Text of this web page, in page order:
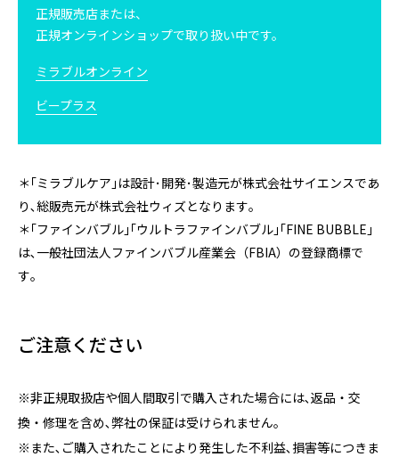
正規販売店または、
正規オンラインショップで取り扱い中です。
ミラブルオンライン
ビープラス
＊｢ミラブルケア｣は設計･開発･製造元が株式会社サイエンスであ
り､総販売元が株式会社ウィズとなります｡
＊｢ファインバブル｣｢ウルトラファインバブル｣｢FINE BUBBLE｣
は､一般社団法人ファインバブル産業会（FBIA）の登録商標で
す｡
ご注意ください
※非正規取扱店や個人間取引で購入された場合には､返品・交
換・修理を含め､弊社の保証は受けられません。
※また､ご購入されたことにより発生した不利益､損害等につきま